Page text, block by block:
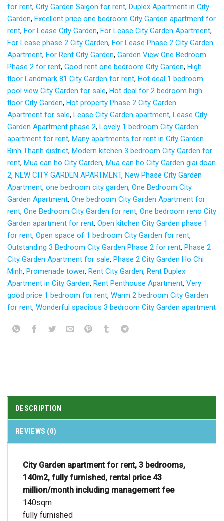
for rent, City Garden Saigon for rent, Duplex Apartment in City
Garden, Excellent price one bedroom City Garden apartment for
rent, For Lease City Garden, For Lease City Garden Apartment,
For Lease phase 2 City Garden, For Lease Phase 2 City Garden
Apartment, For Rent City Garden, Garden View One Bedroom
Phase 2 for rent, Good rent one bedroom City Garden, High
floor Landmark 81 City Garden for rent, Hot deal 1 bedroom
pool view City Garden for sale, Hot deal for 2 bedroom high
floor City Garden, Hot property Phase 2 City Garden
Apartment for sale, Lease City Garden apartment, Lease City
Garden Apartment phase 2, Lovely 1 bedroom City Garden
apartment for rent, Many apartments for rent in City Garden
Binh Thanh district, Modern kitchen 3 bedroom City Garden for
rent, Mua can ho City Garden, Mua can ho City Garden giai doan
2, NEW CITY GARDEN APARTMENT, New Phase City Garden
Apartment, one bedroom city garden, One Bedroom City
Garden Apartment, One bedroom City Garden Apartment for
rent, One Bedroom City Garden for rent, One bedroom reno City
Garden apartment for rent, Open kitchen City Garden phase 1
for rent, Open space of 1 bedroom City Garden for rent,
Outstanding 3 Bedroom City Garden Phase 2 for rent, Phase 2
City Garden Apartment for sale, Phase 2 City Garden Ho Chi
Minh, Promenade tower, Rent City Garden, Rent Duplex
Apartment in City Garden, Rent Penthouse Apartment, Very
good price 1 bedroom for rent, Warm 2 bedroom City Garden
for rent, Wonderful spacious 3 bedroom City Garden apartment
DESCRIPTION
REVIEWS (0)
City Garden apartment for rent, 3 bedrooms,
140m2, fully furnished, rental price 43
million/month including management fee
140sqm
fully furnished